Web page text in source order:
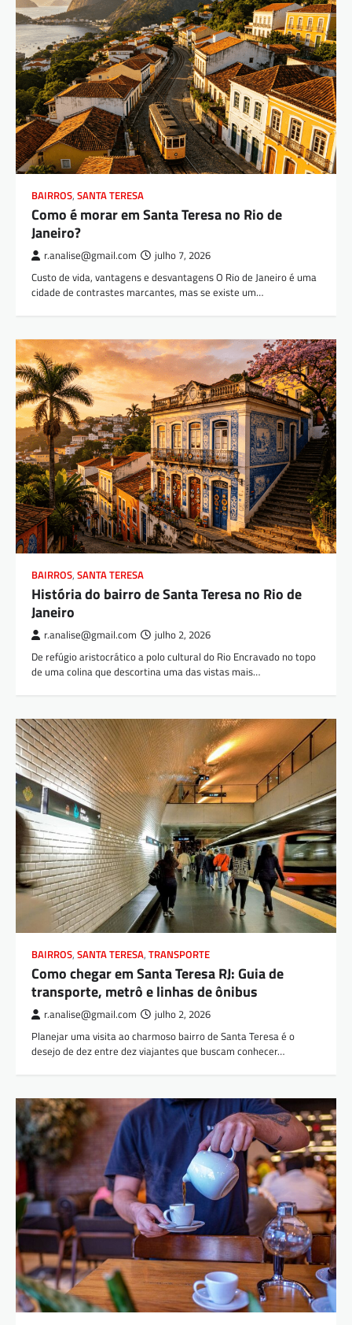
BAIRROS, SANTA TERESA
Como é morar em Santa Teresa no Rio de
Janeiro?
r.analise@gmail.com julho 7, 2026
Custo de vida, vantagens e desvantagens O Rio de Janeiro é uma
cidade de contrastes marcantes, mas se existe um…
BAIRROS, SANTA TERESA
História do bairro de Santa Teresa no Rio de
Janeiro
r.analise@gmail.com julho 2, 2026
De refúgio aristocrático a polo cultural do Rio Encravado no topo
de uma colina que descortina uma das vistas mais…
BAIRROS, SANTA TERESA, TRANSPORTE
Como chegar em Santa Teresa RJ: Guia de
transporte, metrô e linhas de ônibus
r.analise@gmail.com julho 2, 2026
Planejar uma visita ao charmoso bairro de Santa Teresa é o
desejo de dez entre dez viajantes que buscam conhecer…